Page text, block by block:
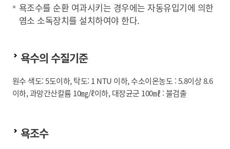
욕조수를 순환 여과시키는 경우에는 자동유입기에 의한
염소 소독장치를 설치하여야 한다.
욕수의 수질기준
원수 색도: 5도이하, 탁도: 1 NTU 이하, 수소이온농도 : 5.8이상 8.6
이하, 과망간산칼륨 10㎎/ℓ이하, 대장균군 100㎖ : 불검출
욕조수